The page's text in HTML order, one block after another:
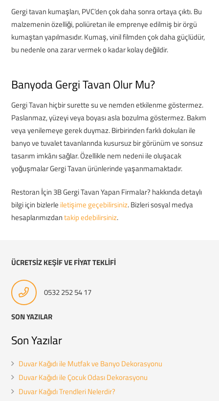
Gergi tavan kumaşları, PVC’den çok daha sonra ortaya çıktı. Bu
malzemenin özelliği, poliüretan ile emprenye edilmiş bir örgü
kumaştan yapılmasıdır. Kumaş, vinil filmden çok daha güçlüdür,
bu nedenle ona zarar vermek o kadar kolay değildir.
Banyoda Gergi Tavan Olur Mu?
Gergi Tavan hiçbir surette su ve nemden etkilenme göstermez.
Paslanmaz, yüzeyi veya boyası asla bozulma göstermez. Bakım
veya yenilemeye gerek duymaz. Birbirinden farklı dokuları ile
banyo ve tuvalet tavanlarında kusursuz bir görünüm ve sonsuz
tasarım imkânı sağlar. Özellikle nem nedeni ile oluşacak
yoğuşmalar Gergi Tavan ürünlerinde yaşanmamaktadır.
Restoran İçin 3B Gergi Tavan Yapan Firmalar? hakkında detaylı
bilgi için bizlerle iletişime geçebilirsiniz. Bizleri sosyal medya
hesaplarımızdantakip edebilirsiniz.
ÜCRETSİZ KEŞİF VE FİYAT TEKLİFİ
0532 252 54 17
SON YAZILAR
Son Yazılar
Duvar Kağıdı ile Mutfak ve Banyo Dekorasyonu
Duvar Kağıdı ile Çocuk Odası Dekorasyonu
Duvar Kağıdı Trendleri Nelerdir?